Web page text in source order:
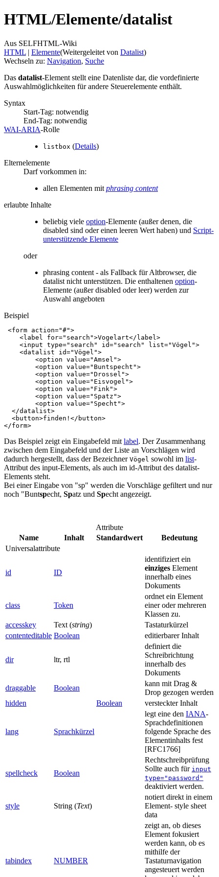
HTML/Elemente/datalist
Aus SELFHTML-Wiki
HTML ‎ | Elemente(Weitergeleitet von Datalist)
Wechseln zu: Navigation, Suche
Das datalist-Element stellt eine Datenliste dar, die vordefinierte
Auswahlmöglichkeiten für andere Steuerelemente enthält.
Syntax
Start-Tag: notwendig
End-Tag: notwendig
WAI‑ARIA‑Rolle
listbox (Details)
Elternelemente
Darf vorkommen in:
allen Elementen mit phrasing content
erlaubte Inhalte
beliebig viele option-Elemente (außer denen, die
disabled sind oder einen leeren Wert haben) und Script-
unterstützende Elemente
oder
phrasing content - als Fallback für Altbrowser, die
datalist nicht unterstützen. Die enthaltenen option-
Elemente (außer disabled oder leer) werden zur
Auswahl angeboten
Beispiel
<form action="#">
<label for="search">Vogelart</ label >
<input type="search" id="search" list="Vögel">
<datalist id="Vögel">
<option value="Amsel">
<option value="Buntspecht">
<option value="Drossel">
<option value="Eisvogel">
<option value="Fink">
<option value="Spatz">
<option value="Specht">
</datalist>
<button>finden! </ button>
</form>
Das Beispiel zeigt ein Eingabefeld mit label. Der Zusammenhang
zwischen dem Eingabefeld und der Liste an Vorschlägen wird
dadurch hergestellt, dass der Bezeichner Vögel sowohl im list-
Attribut des input-Elements, als auch im id-Attribut des datalist-
Elements steht.
Bei einer Eingabe von "sp" werden die Vorschläge gefiltert und nur
noch "Buntspecht, Spatz und Specht angezeigt.
Attribute
Name
Inhalt Standardwert
Bedeutung
Universalattribute
id ID
identifiziert ein
einziges Element
innerhalb eines
Dokuments
class Token
ordnet ein Element
einer oder mehreren
Klassen zu.
accesskey
Text (string)
Tastaturkürzel
contenteditable Boolean editierbarer Inhalt
dir ltr, rtl
definiert die
Schreibrichtung
innerhalb des
Dokuments
draggable
Boolean
kann mit Drag &
Drop gezogen werden
hidden
Boolean versteckter Inhalt
lang Sprachkürzel
legt eine den IANA-
Sprachdefinitionen
folgende Sprache des
Elementinhalts fest
[RFC1766]
spellcheck Boolean
Rechtschreibprüfung
Sollte auch für input
type="password"
deaktiviert werden.
style String (Text)
notiert direkt in einem
Element- style sheet
data
tabindex NUMBER
zeigt an, ob dieses
Element fokusiert
werden kann, ob es
mithilfe der
Tastaturnavigation
angesteuert werden